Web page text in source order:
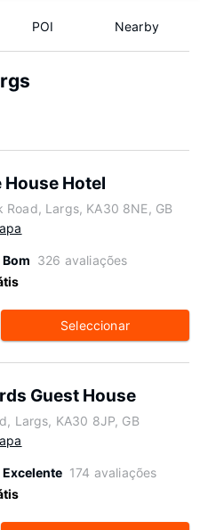
POI Nearby
House Hotel
Road, Largs, KA30 8NE, GB
Bom 326 avaliações
Seleccionar
Guest House
Largs, KA30 8JP, GB
Excelente 174 avaliações